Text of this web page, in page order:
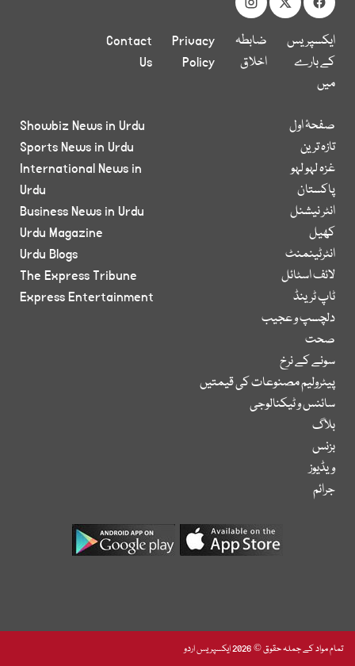
ایکسپریس
کے بارے
میں
ضابطہ
اخلاق
Privacy
Policy
Contact
Us
صفحۂ اول
تازہ ترین
غزہ لہو لہو
پاکستان
انٹر نیشنل
کھیل
انٹرٹینمنٹ
لائف اسٹائل
ٹاپ ٹرینڈ
دلچسپ و عجیب
صحت
سونے کے نرخ
پیٹرولیم مصنوعات کی قیمتیں
سائنس و ٹیکنالوجی
بلاگ
بزنس
ویڈیوز
جرائم
Showbiz News in Urdu
Sports News in Urdu
International News in
Urdu
Business News in Urdu
Urdu Magazine
Urdu Blogs
The Express Tribune
Express Entertainment
تمام مواد کے جملہ حقوق © 2026 ایکسپریس اردو